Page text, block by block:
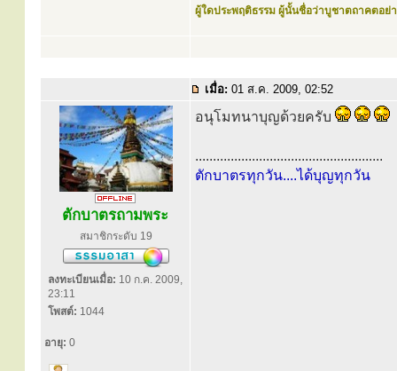
ผู้ใดประพฤติธรรม ผู้นั้นชื่อว่าบูชาตถาคตอย่า
เมื่อ: 01 ส.ค. 2009, 02:52
ตักบาตรถามพระ
สมาชิกระดับ 19
ลงทะเบียนเมื่อ: 10 ก.ค. 2009,
23:11
โพสต์: 1044
อายุ: 0
อนุโมทนาบุญด้วยครับ
.....................................................
ตักบาตรทุกวัน....ได้บุญทุกวัน